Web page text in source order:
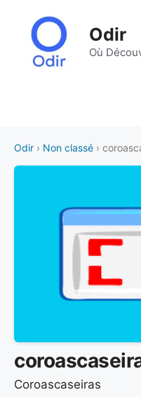
contenu
Odir
Où
Odir › Non classé ›
Coroascaseiras